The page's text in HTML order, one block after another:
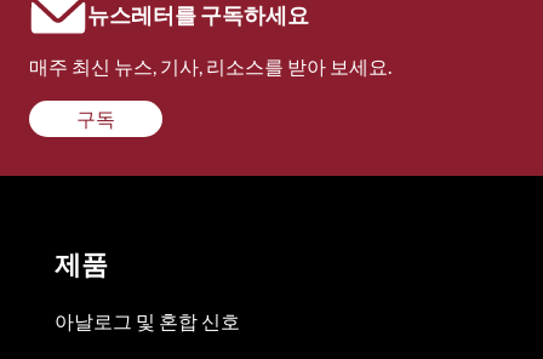
뉴스레터를 구독하세요
매주 최신 뉴스, 기사, 리소스를 받아 보세요.
구독
제품
아날로그 및 혼합 신호